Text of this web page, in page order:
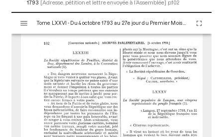
1793 [Adresse, pétition et lettre envoyée à l’Assemblée] p.102
s